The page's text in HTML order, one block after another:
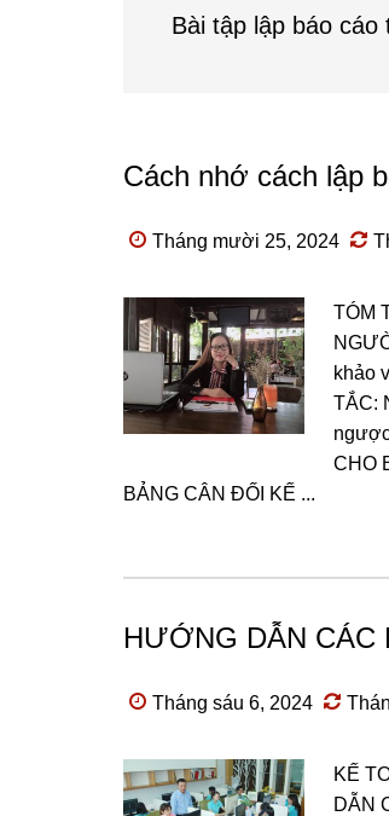
Bài tập lập báo
Cách nhớ cách lập
Tháng mười 25, 2024
TÓM
khảo
TẮC:
CHO
BẢNG CÂN ĐỐI KẾ ...
HƯỚNG DẪN CÁC
Tháng sáu 6, 2024
KẾ
DẪN